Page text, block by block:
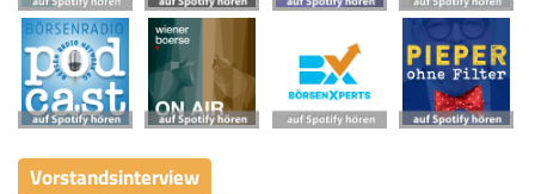
Vorstandsinterview